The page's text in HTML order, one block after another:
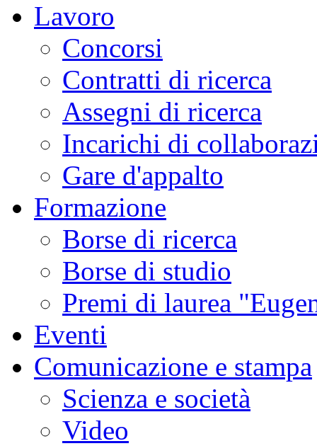
Lavoro
Concorsi
Contratti di ricerca
Assegni di ricerca
Incarichi di
Gare d'appalto
Formazione
Borse di ricerca
Borse di studio
Premi di laurea
Eventi
Comunicazione e stampa
Scienza e società
Video